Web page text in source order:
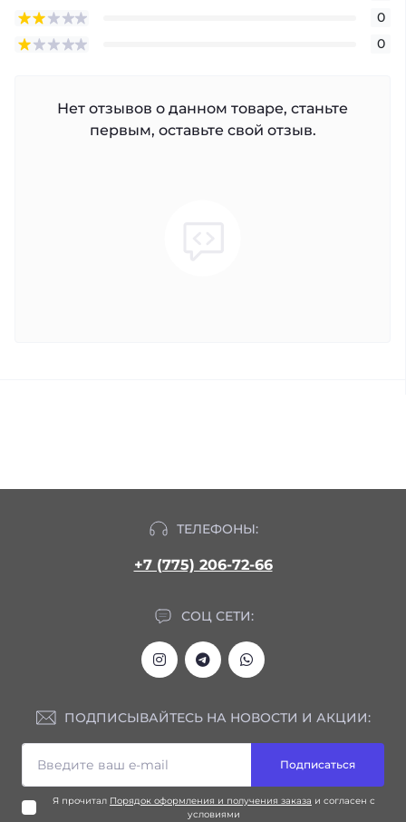
0
0
Нет отзывов о данном товаре, станьте
первым, оставьте свой отзыв.
ТЕЛЕФОНЫ:
+7 (775) 206-72-66
СОЦ СЕТИ:
ПОДПИСЫВАЙТЕСЬ НА НОВОСТИ И АКЦИИ:
Подписаться
Я прочитал Порядок оформления и получения заказа и согласен с
условиями